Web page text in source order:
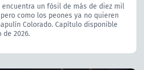
un fósil de más de diez mil
como los peones ya no quieren
Colorado. Capítulo disponible
de 2026.